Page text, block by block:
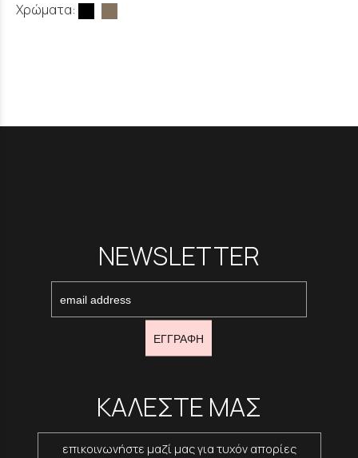
Χρώματα:
NEWSLETTER
ΕΓΓΡΑΦΗ
ΚΑΛΕΣΤΕ ΜΑΣ
επικοινωνήστε μαζί μας για τυχόν απορίες